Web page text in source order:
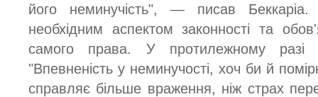
його неминучість", — писав Беккаріа.
необхідним аспектом законності та
самого права. У протилежному разі
"Впевненість у неминучості, хоч би й
справляє більше враження, ніж страх